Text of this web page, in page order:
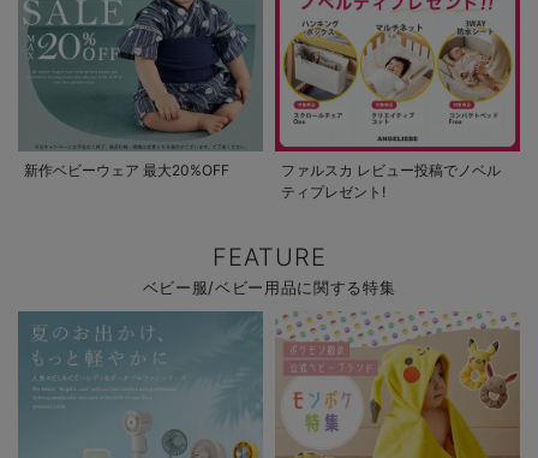
新作ベビーウェア 最大20%OFF
ファルスカ レビュー投稿でノベル
ティプレゼント!
FEATURE
ベビー服/ベビー用品に関する特集